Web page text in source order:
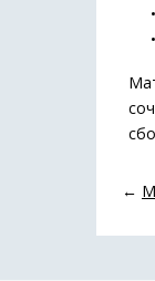
•
•
←